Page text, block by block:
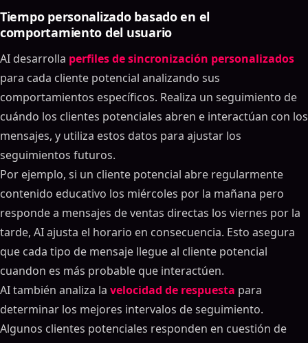
Tiempo personalizado basado en el
comportamiento del usuario
AI desarrolla perfiles de sincronización personalizados
para cada cliente potencial analizando sus
comportamientos específicos. Realiza un seguimiento de
cuándo los clientes potenciales abren e interactúan con los
mensajes, y utiliza estos datos para ajustar los
seguimientos futuros.
Por ejemplo, si un cliente potencial abre regularmente
contenido educativo los miércoles por la mañana pero
responde a mensajes de ventas directas los viernes por la
tarde, AI ajusta el horario en consecuencia. Esto asegura
que cada tipo de mensaje llegue al cliente potencial
cuandon es más probable que interactúen.
AI también analiza la velocidad de respuesta para
determinar los mejores intervalos de seguimiento.
Algunos clientes potenciales responden en cuestión de